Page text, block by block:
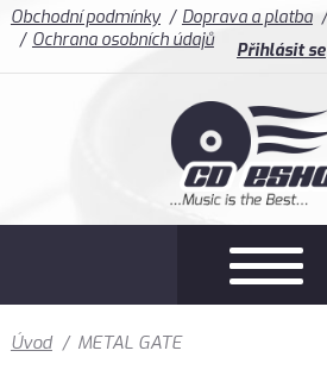
Obchodní podmínky Doprava a platba
Ochrana osobních údajů
Přihlásit se
Úvod / METAL GATE